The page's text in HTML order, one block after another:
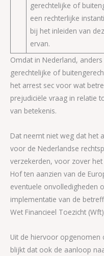
gerechtelijke of
een rechterlijke
bij het inleiden van
ervan.
Omdat in Nederland,
gerechtelijke of
het arrest sec voor wat
prejudiciële vraag in relatie
van betekenis.
Dat neemt niet weg dat het
voor de Nederlandse
verzekerden, voor zover
Hof ten aanzien van de
eventuele onvolledigheden
implementatie van de
Wet Financieel Toezicht
Uit de hiervoor opgenomen
blijkt dat ook de aanloop